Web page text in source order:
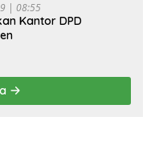
| 08:55
Kantor DPD